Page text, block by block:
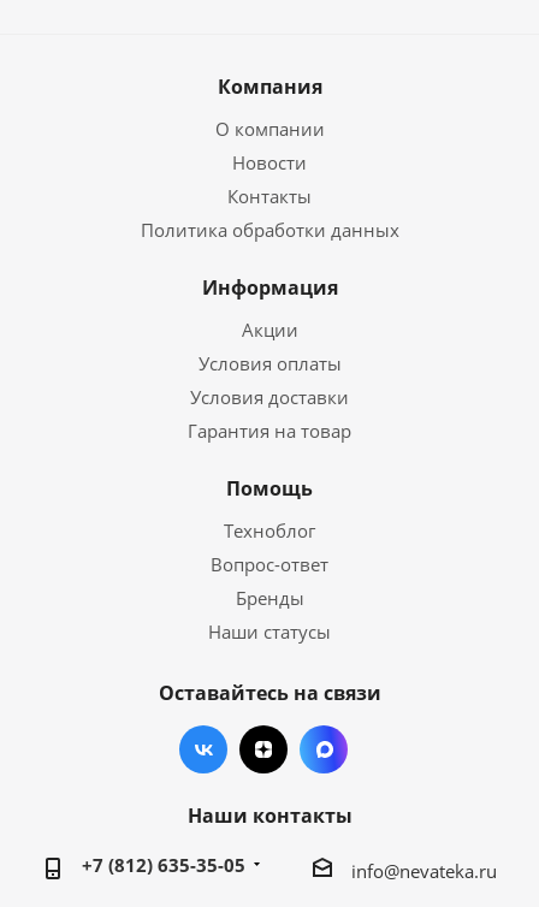
Компания
О компании
Новости
Контакты
Политика обработки данных
Информация
Акции
Условия оплаты
Условия доставки
Гарантия на товар
Помощь
Техноблог
Вопрос-ответ
Бренды
Наши статусы
Оставайтесь на связи
Наши контакты
+7 (812) 635-35-05 info@nevateka.ru